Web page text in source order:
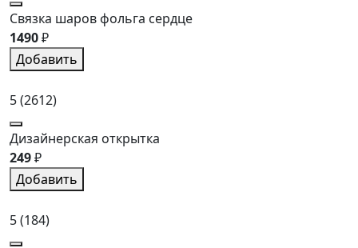
Связка шаров фольга сердце
1490₽
Добавить
5(2612)
Дизайнерская открытка
249₽
Добавить
5(184)